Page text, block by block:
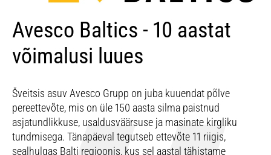
Avesco Baltics - 10 aastat
võimalusi luues
Šveitsis asuv Avesco Grupp on juba kuuendat põlve
pereettevõte, mis on üle 150 aasta silma paistnud
asjatundlikkuse, usaldusväärsuse ja masinate kirgliku
tundmisega. Tänapäeval tegutseb ettevõte 11 riigis,
sealhulgas Balti regioonis, kus sel aastal tähistame